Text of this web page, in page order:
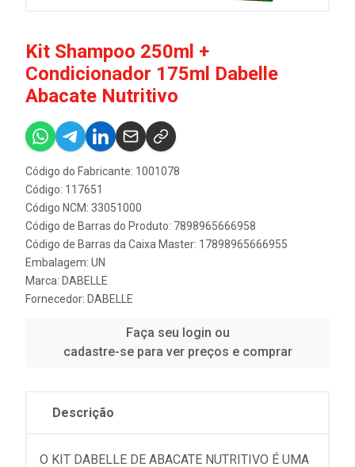
Kit Shampoo 250ml +
Condicionador 175ml Dabelle
Abacate Nutritivo
Código do Fabricante: 1001078
Código: 117651
Código NCM: 33051000
Código de Barras do Produto: 7898965666958
Código de Barras da Caixa Master: 17898965666955
Embalagem: UN
Marca: DABELLE
Fornecedor: DABELLE
Faça seu login ou
cadastre-se para ver preços e comprar
Descrição
O KIT DABELLE DE ABACATE NUTRITIVO É UMA